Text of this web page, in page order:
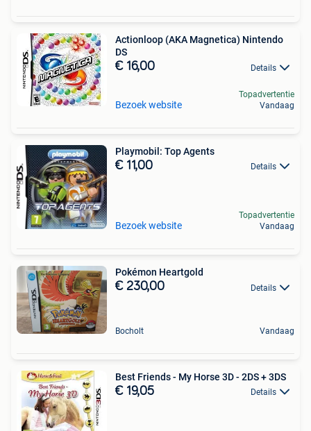
Actionloop (AKA Magnetica) Nintendo
DS
€ 16,00 Details
Bezoek website
Topadvertentie
Vandaag
Playmobil: Top Agents
€ 11,00 Details
Bezoek website
Topadvertentie
Vandaag
Pokémon Heartgold
€ 230,00 Details
Bocholt Vandaag
Best Friends - My Horse 3D - 2DS + 3DS
€ 19,05 Details